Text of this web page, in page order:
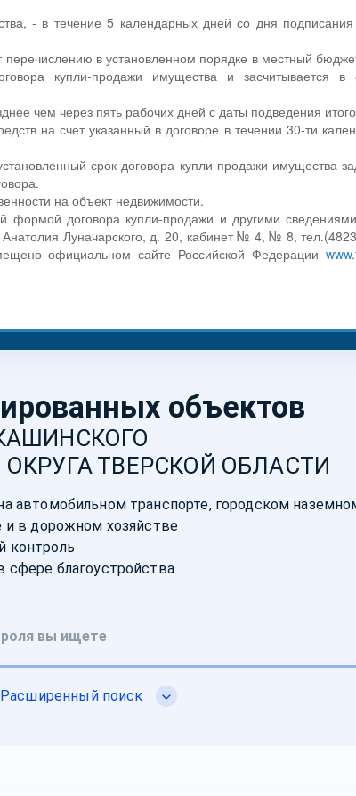
- в течение 5 календарных дней со дня подписания
в установленном порядке в местный
купли-продажи имущества и засчитывается в
чем через пять рабочих дней с даты подведения
на счет указанный в договоре в течении 30-ти
срок договора купли-продажи имущества
на объект недвижимости.
формой договора купли-продажи и другими
Луначарского, д. 20, кабинет № 4, № 8,
официальном сайте Российской Федерации